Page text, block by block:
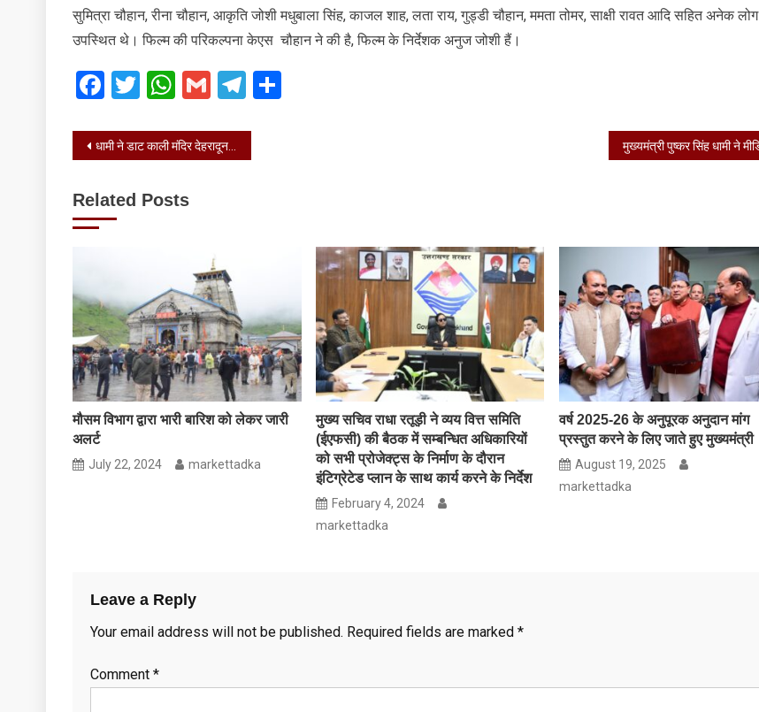
सुमित्रा चौहान, रीना चौहान, आकृति जोशी मधुबाला सिंह, काजल शाह, लता राय, गुड्डी चौहान, ममता तोमर, साक्षी रावत आदि सहित अनेक लोग
उपस्थित थे। फिल्म की परिकल्पना केएस चौहान ने की है, फिल्म के निर्देशक अनुज जोशी हैं।
Facebook
Twitter
WhatsApp
GmailTelegram
Post
धामी ने डाट काली मंदिर देहरादून में दिल्ली-देहरादून एक्सप्रेस वे के निर्माण कार्यों का स्थलीय निरीक्षण किया
Related Posts
मौसम विभाग द्वारा भारी बारिश को लेकर जारी
अलर्ट
July 22, 2024 markettadka
मुख्य सचिव राधा रतूड़ी ने व्यय वित्त समिति
(ईएफसी) की बैठक में सम्बन्धित अधिकारियों
को सभी प्रोजेक्ट्स के निर्माण के दौरान
इंटिग्रेटेड प्लान के साथ कार्य करने के निर्देश
February 4, 2024
markettadka
वर्ष 2025-26 के अनुपूरक अनुदान मांग
प्रस्तुत करने के लिए जाते हुए मुख्यमंत्री
August 19, 2025
markettadka
Leave a Reply
Your email address will not be published. Required fields are marked *
Comment *